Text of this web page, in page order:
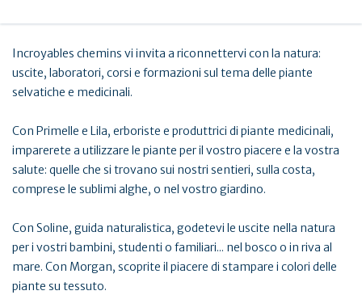
Incroyables chemins vi invita a riconnettervi con la natura:
uscite, laboratori, corsi e formazioni sul tema delle piante
selvatiche e medicinali.
Con Primelle e Lila, erboriste e produttrici di piante medicinali,
imparerete a utilizzare le piante per il vostro piacere e la vostra
salute: quelle che si trovano sui nostri sentieri, sulla costa,
comprese le sublimi alghe, o nel vostro giardino.
Con Soline, guida naturalistica, godetevi le uscite nella natura
per i vostri bambini, studenti o familiari... nel bosco o in riva al
mare. Con Morgan, scoprite il piacere di stampare i colori delle
piante su tessuto.